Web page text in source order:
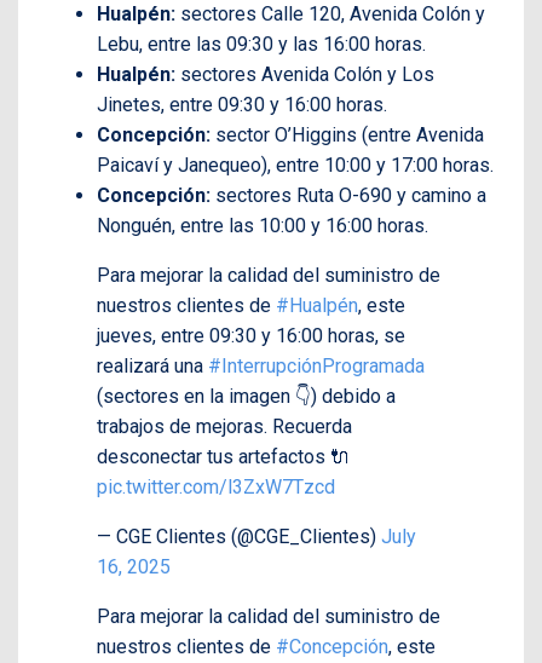
Hualpén: sectores Calle 120, Avenida Colón y
Lebu, entre las 09:30 y las 16:00 horas.
Hualpén: sectores Avenida Colón y Los
Jinetes, entre 09:30 y 16:00 horas.
Concepción: sector O’Higgins (entre Avenida
Paicaví y Janequeo), entre 10:00 y 17:00 horas.
Concepción: sectores Ruta O-690 y camino a
Nonguén, entre las 10:00 y 16:00 horas.
Para mejorar la calidad del suministro de
nuestros clientes de #Hualpén, este
jueves, entre 09:30 y 16:00 horas, se
realizará una #InterrupciónProgramada
(sectores en la imagen 👇) debido a
trabajos de mejoras. Recuerda
desconectar tus artefactos 🔌
pic.twitter.com/l3ZxW7Tzcd
— CGE Clientes (@CGE_Clientes) July
16, 2025
Para mejorar la calidad del suministro de
nuestros clientes de #Concepción, este